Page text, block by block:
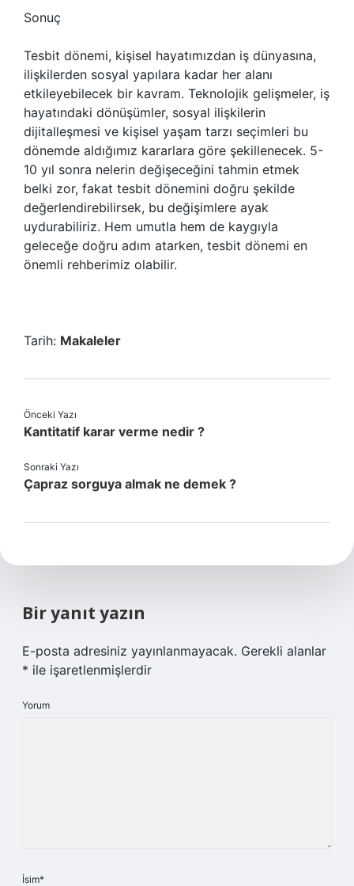
Sonuç
Tesbit dönemi, kişisel hayatımızdan iş dünyasına,
ilişkilerden sosyal yapılara kadar her alanı
etkileyebilecek bir kavram. Teknolojik gelişmeler, iş
hayatındaki dönüşümler, sosyal ilişkilerin
dijitalleşmesi ve kişisel yaşam tarzı seçimleri bu
dönemde aldığımız kararlara göre şekillenecek. 5-
10 yıl sonra nelerin değişeceğini tahmin etmek
belki zor, fakat tesbit dönemini doğru şekilde
değerlendirebilirsek, bu değişimlere ayak
uydurabiliriz. Hem umutla hem de kaygıyla
geleceğe doğru adım atarken, tesbit dönemi en
önemli rehberimiz olabilir.
Tarih: Makaleler
Önceki Yazı
Kantitatif karar verme nedir ?
Sonraki Yazı
Çapraz sorguya almak ne demek ?
Bir yanıt yazın
E-posta adresiniz yayınlanmayacak. Gerekli alanlar
* ile işaretlenmişlerdir
Yorum
İsim*